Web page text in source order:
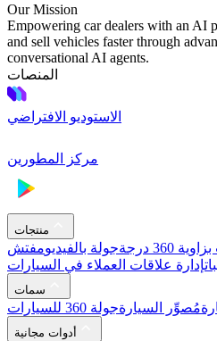
Our Mission
Empowering car dealers with an AI
and sell vehicles faster through
conversational AI agents.
المنصات
الاستوديو الافتراضي
مركز المطورين
منتجات
360 درجة جولة بالفيديومفتش
إدارة علاقات العملاء في السيارات
سمات
مُصوِّر السيارةجولة 360 للسيارات
أدوات مجانية